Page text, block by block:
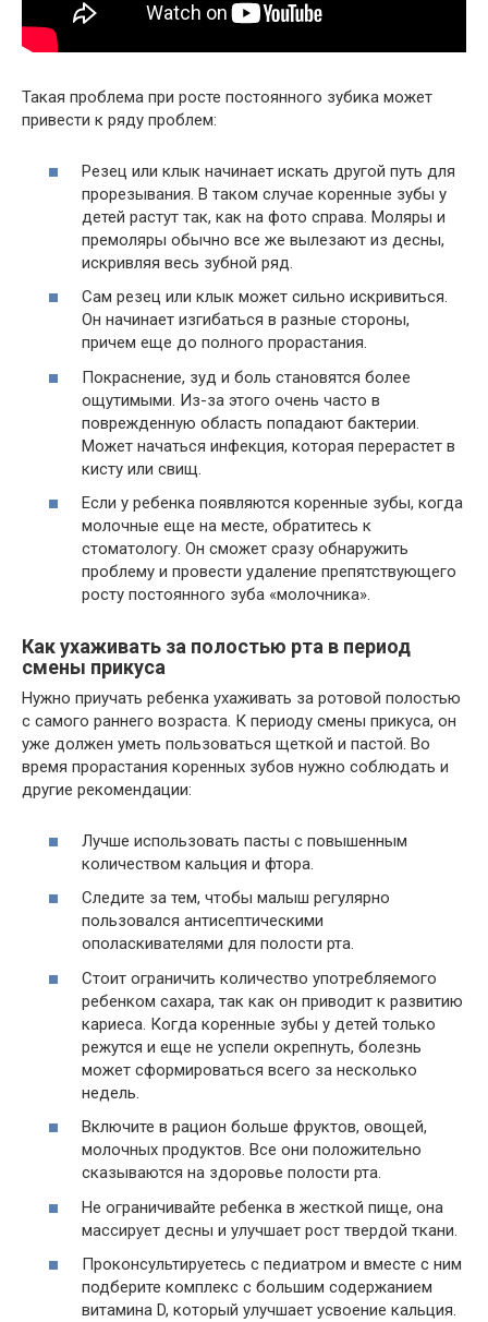
Такая проблема при росте постоянного зубика может
привести к ряду проблем:
Резец или клык начинает искать другой путь для
прорезывания. В таком случае коренные зубы у
детей растут так, как на фото справа. Моляры и
премоляры обычно все же вылезают из десны,
искривляя весь зубной ряд.
Сам резец или клык может сильно искривиться.
Он начинает изгибаться в разные стороны,
причем еще до полного прорастания.
Покраснение, зуд и боль становятся более
ощутимыми. Из-за этого очень часто в
поврежденную область попадают бактерии.
Может начаться инфекция, которая перерастет в
кисту или свищ.
Если у ребенка появляются коренные зубы, когда
молочные еще на месте, обратитесь к
стоматологу. Он сможет сразу обнаружить
проблему и провести удаление препятствующего
росту постоянного зуба «молочника».
Как ухаживать за полостью рта в период
смены прикуса
Нужно приучать ребенка ухаживать за ротовой полостью
с самого раннего возраста. К периоду смены прикуса, он
уже должен уметь пользоваться щеткой и пастой. Во
время прорастания коренных зубов нужно соблюдать и
другие рекомендации:
Лучше использовать пасты с повышенным
количеством кальция и фтора.
Следите за тем, чтобы малыш регулярно
пользовался антисептическими
ополаскивателями для полости рта.
Стоит ограничить количество употребляемого
ребенком сахара, так как он приводит к развитию
кариеса. Когда коренные зубы у детей только
режутся и еще не успели окрепнуть, болезнь
может сформироваться всего за несколько
недель.
Включите в рацион больше фруктов, овощей,
молочных продуктов. Все они положительно
сказываются на здоровье полости рта.
Не ограничивайте ребенка в жесткой пище, она
массирует десны и улучшает рост твердой ткани.
Проконсультируетесь с педиатром и вместе с ним
подберите комплекс с большим содержанием
витамина D, который улучшает усвоение кальция.